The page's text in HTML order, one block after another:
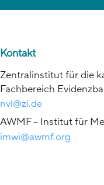
Kontakt
Zentralinstitut für die
Fachbereich
nvl@zi.de
AWMF – Institut für
imwi@awmf.org